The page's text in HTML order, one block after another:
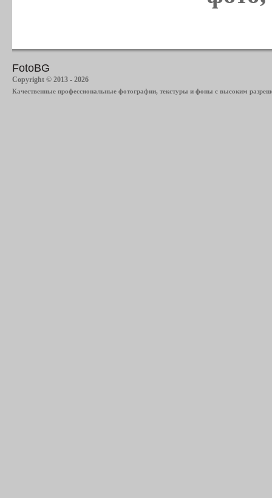
FotoBG
Copyright © 2013 - 2026
Качественные профессиональные фотографии, текстуры и фоны с высоким